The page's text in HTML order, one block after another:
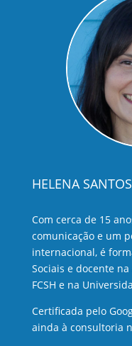
HELENA SANTOS
Com cerca de 15
comunicação e um
internacional, é
Sociais e docente
FCSH e na
Certificada pelo
ainda à consultoria